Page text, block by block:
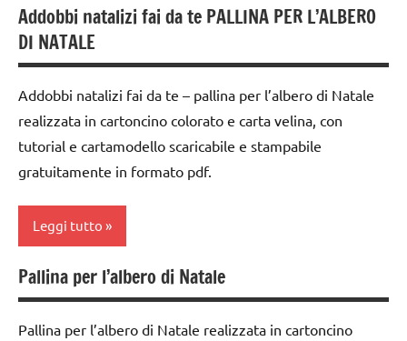
paperfolding
origami
STAGIONI
TUTORIAL
ARGOMENTI
PER ETA'
ARTICOLI
natalizie
FESTE
lavoretti
per
Natale
origami
albero
Natale
carta
dai
anni
dai
Addobbi natalizi fai da te PALLINA PER L’ALBERO
DI NATALE
Addobbi natalizi fai da te – pallina per l’albero di Natale
realizzata in cartoncino colorato e carta velina, con
tutorial e cartamodello scaricabile e stampabile
gratuitamente in formato pdf.
Leggi tutto
albero
di
Natale
Pallina per l’albero di Natale
Pallina per l’albero di Natale realizzata in cartoncino